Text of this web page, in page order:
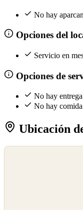
No hay
Opciones del
Servicio en
Opciones de
No hay
No hay
Ubicación